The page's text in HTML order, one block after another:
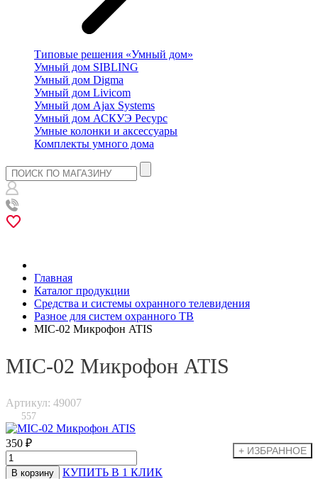
Типовые решения «Умный дом»
Умный дом SIBLING
Умный дом Digma
Умный дом Livicom
Умный дом Ajax Systems
Умный дом АСКУЭ Ресурс
Умные колонки и аксессуары
Комплекты умного дома
Главная
Каталог продукции
Средства и системы охранного телевидения
Разное для систем охранного ТВ
MIC-02 Микрофон ATIS
MIC-02 Микрофон ATIS
Артикул: 49007
557
350 ₽
КУПИТЬ В 1 КЛИК